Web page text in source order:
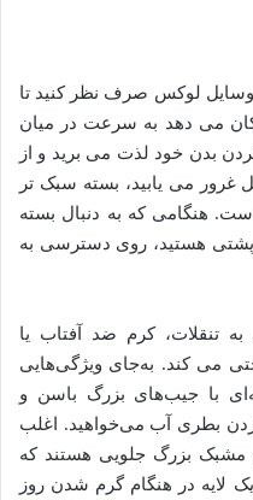
وسایل لوکس صرف نظر کنید تا
می دهد به سرعت در میان
بدن خود لذت می برید و از
غرور می یابید، بسته سبک تر
هنگامی که به دنبال بسته
هستید، روی دسترسی به
تنقلات، کرم ضد آفتاب یا
می کند. به‌جای ویژگی‌هایی
با جیب‌های بزرگ باسن و
بطری آب می‌خواهید. اغلب
مشبک بزرگ جلویی هستند که
لایه در هنگام گرم شدن روز